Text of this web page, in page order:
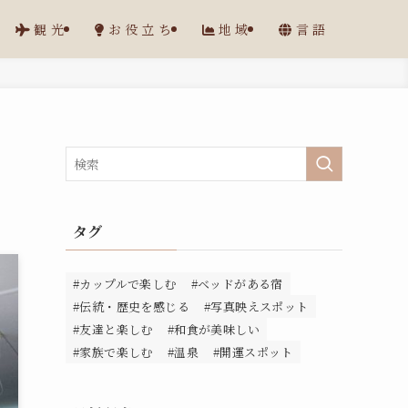
観光 お役立ち 地域 言語
タグ
#カップルで楽しむ
#ベッドがある宿
#伝統・歴史を感じる
#写真映えスポット
#友達と楽しむ
#和食が美味しい
#家族で楽しむ
#温泉 #開運スポット